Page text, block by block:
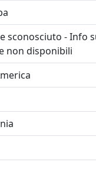
sconosciuto - Info
non disponibili